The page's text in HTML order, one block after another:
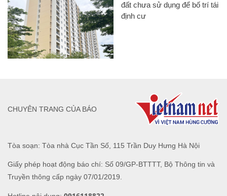
đất chưa sử dụng để bố trí tái
định cư
Tòa soạn: Tòa nhà Cục Tần Số, 115 Trần Duy Hưng Hà Nội
Giấy phép hoạt động báo chí: Số 09/GP-BTTTT, Bộ Thông tin và
Truyền thông cấp ngày 07/01/2019.
CHUYÊN TRANG CỦA BÁO